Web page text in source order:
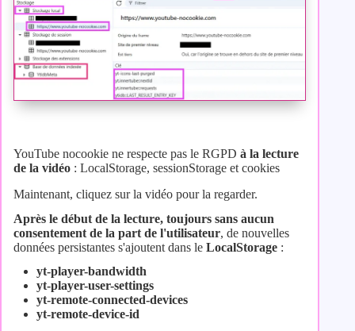
YouTube nocookie ne respecte pas le RGPD à la lecture
de la vidéo : LocalStorage, sessionStorage et cookies
Maintenant, cliquez sur la vidéo pour la regarder.
Après le début de la lecture, toujours sans aucun
consentement de la part de l'utilisateur, de nouvelles
données persistantes s'ajoutent dans le LocalStorage :
yt-player-bandwidth
yt-player-user-settings
yt-remote-connected-devices
yt-remote-device-id